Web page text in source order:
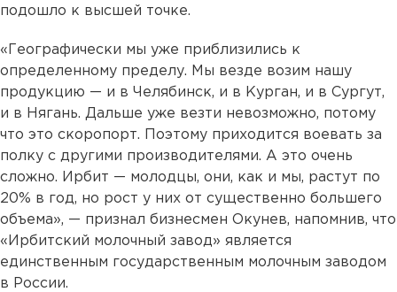
подошло к высшей точке.
«Географически мы уже приблизились к
определенному пределу. Мы везде возим нашу
продукцию — и в Челябинск, и в Курган, и в Сургут,
и в Нягань. Дальше уже везти невозможно, потому
что это скоропорт. Поэтому приходится воевать за
полку с другими производителями. А это очень
сложно. Ирбит — молодцы, они, как и мы, растут по
20% в год, но рост у них от существенно большего
объема», — признал бизнесмен Окунев, напомнив, что
«Ирбитский молочный завод» является
единственным государственным молочным заводом
в России.